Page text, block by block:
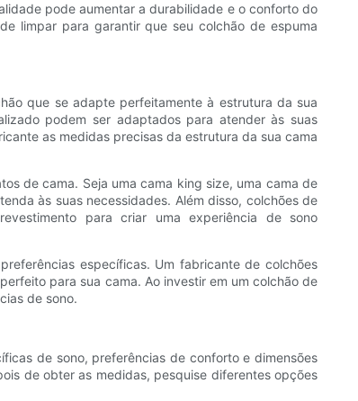
pode aumentar a durabilidade e o conforto do
limpar para garantir que seu colchão de espuma
que se adapte perfeitamente à estrutura da sua
podem ser adaptados para atender às suas
as medidas precisas da estrutura da sua cama
de cama. Seja uma cama king size, uma cama de
às suas necessidades. Além disso, colchões de
para criar uma experiência de sono
específicas. Um fabricante de colchões
para sua cama. Ao investir em um colchão de
de sono.
de sono, preferências de conforto e dimensões
de obter as medidas, pesquise diferentes opções